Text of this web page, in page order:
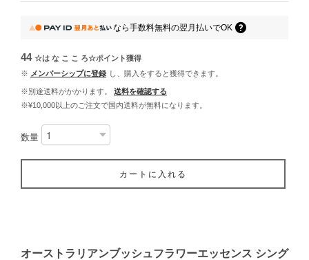
なら手数料無料の翌月払いでOK
44 ☆は な こ こ ろ☆ポイント獲得
※ メンバーシップに登録 し、購入をすると獲得できます。
※別途送料がかかります。
送料を確認する
※¥10,000以上のご注文で国内送料が無料になります。
数量
カートに入れる
オーストラリアンブッシュフラワーエッセンス シング